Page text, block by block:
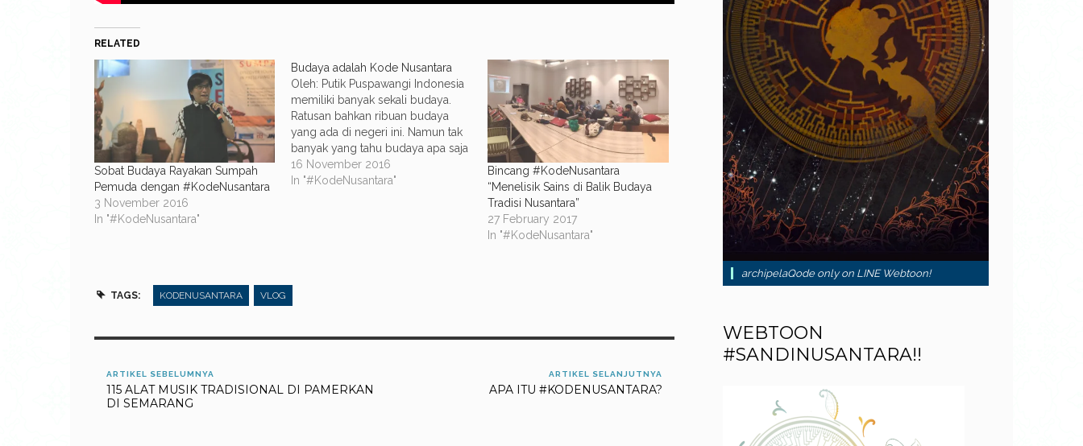
RELATED
Sobat Budaya Rayakan Sumpah
Pemuda dengan #KodeNusantara
3 November 2016
In "#KodeNusantara"
Budaya adalah Kode Nusantara
Oleh: Putik Puspawangi Indonesia
memiliki banyak sekali budaya.
Ratusan bahkan ribuan budaya
yang ada di negeri ini. Namun tak
banyak yang tahu budaya apa saja
yang terdapat di bumi khatulistiwa
ini. Ribuan pulau, ribuan suku, dan
16 November 2016
In "#KodeNusantara"
Bincang #KodeNusantara
“Menelisik Sains di Balik Budaya
Tradisi Nusantara”
27 February 2017
In "#KodeNusantara"
TAGS: KODENUSANTARA VLOG
ARTIKEL SEBELUMNYA
115 ALAT MUSIK TRADISIONAL DI PAMERKAN
DI SEMARANG
ARTIKEL SELANJUTNYA
APA ITU #KODENUSANTARA?
archipelaQode only on LINE Webtoon!
WEBTOON
#SANDINUSANTARA!!